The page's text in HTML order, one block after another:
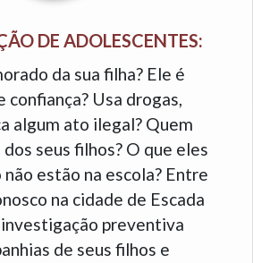
DE ADOLESCENTES:
da sua filha? Ele é
confiança? Usa drogas,
algum ato ilegal? Quem
seus filhos? O que eles
estão na escola? Entre
na cidade de Escada
investigação preventiva
de seus filhos e